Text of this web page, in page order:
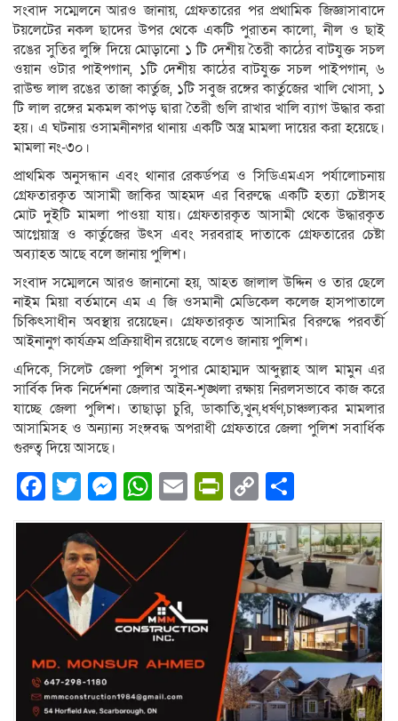
সংবাদ সম্মেলনে আরও জানায়, গ্রেফতারের পর প্রথামিক জিজ্ঞাসাবাদে
টয়লেটের নকল ছাদের উপর থেকে একটি পুরাতন কালো, নীল ও ছাই
রঙের সুতির লুঙ্গি দিয়ে মোড়ানো ১ টি দেশীয় তৈরী কাঠের বাটযুক্ত সচল
ওয়ান ওটার পাইপগান, ১টি দেশীয় কাঠের বাটযুক্ত সচল পাইপগান, ৬
রাউন্ড লাল রঙের তাজা কার্তুজ, ১টি সবুজ রঙ্গের কার্তুজের খালি খোসা, ১
টি লাল রঙ্গের মকমল কাপড় দ্বারা তৈরী গুলি রাখার খালি ব্যাগ উদ্ধার করা
হয়। এ ঘটনায় ওসামনীনগর থানায় একটি অস্ত্র মামলা দায়ের করা হয়েছে।
মামলা নং-৩০।
প্রাথমিক অনুসন্ধান এবং থানার রেকর্ডপত্র ও সিডিএমএস পর্যালোচনায়
গ্রেফতারকৃত আসামী জাকির আহমদ এর বিরুদ্ধে একটি হত্যা চেষ্টাসহ
মোট দুইটি মামলা পাওয়া যায়। গ্রেফতারকৃত আসামী থেকে উদ্ধারকৃত
আগ্নেয়াস্ত্র ও কার্তুজের উৎস এবং সরবরাহ দাতাকে গ্রেফতারের চেষ্টা
অব্যাহত আছে বলে জানায় পুলিশ।
সংবাদ সম্মেলনে আরও জানানো হয়, আহত জালাল উদ্দিন ও তার ছেলে
নাইম মিয়া বর্তমানে এম এ জি ওসমানী মেডিকেল কলেজ হাসপাতালে
চিকিৎসাধীন অবস্থায় রয়েছেন। গ্রেফতারকৃত আসামির বিরুদ্ধে পরবর্তী
আইনানুগ কার্যক্রম প্রক্রিয়াধীন রয়েছে বলেও জানায় পুলিশ।
এদিকে, সিলেট জেলা পুলিশ সুপার মোহাম্মদ আব্দুল্লাহ আল মামুন এর
সার্বিক দিক নির্দেশনা জেলার আইন-শৃঙ্খলা রক্ষায় নিরলসভাবে কাজ করে
যাচ্ছে জেলা পুলিশ। তাছাড়া চুরি, ডাকাতি,খুন,ধর্ষণ,চাঞ্চল্যকর মামলার
আসামিসহ ও অন্যান্য সংঙ্গবদ্ধ অপরাধী গ্রেফতারে জেলা পুলিশ সবার্ধিক
গুরুত্ব দিয়ে আসছে।
Facebook
Twitter
Messenger
WhatsApp
EmailPrintFriendly
Copy
Link